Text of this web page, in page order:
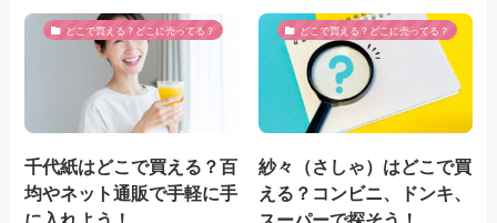
どこで買える？どこに売ってる？
千代紙はどこで買える？百
均やネット通販で手軽に手
どこで買える？どこに売ってる？
紗々（さしゃ）はどこで買
える？コンビニ、ドンキ、